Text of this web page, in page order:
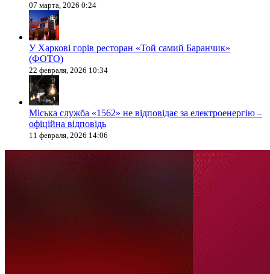
07 марта, 2026 0:24
У Харкові горів ресторан «Той самий Баранчик»
(ФОТО)
22 февраля, 2026 10:34
Міська служба «1562» не відповідає за електроенергію –
офіційна відповідь
11 февраля, 2026 14:06